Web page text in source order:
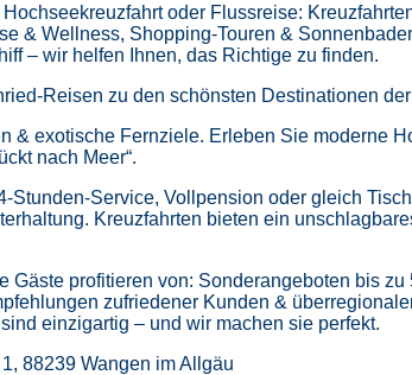
Hochseekreuzfahrt oder Flussreise:
& Wellness, Shopping-Touren &
– wir helfen Ihnen, das Richtige zu finden.
Reisen zu den schönsten Destinationen
& exotische Fernziele. Erleben Sie moderne
nach Meer“.
Stunden-Service, Vollpension oder gleich
Kreuzfahrten bieten ein
Gäste profitieren von: Sonderangeboten bis zu
zufriedener Kunden &
einzigartig – und wir machen sie perfekt.
88239 Wangen im Allgäu